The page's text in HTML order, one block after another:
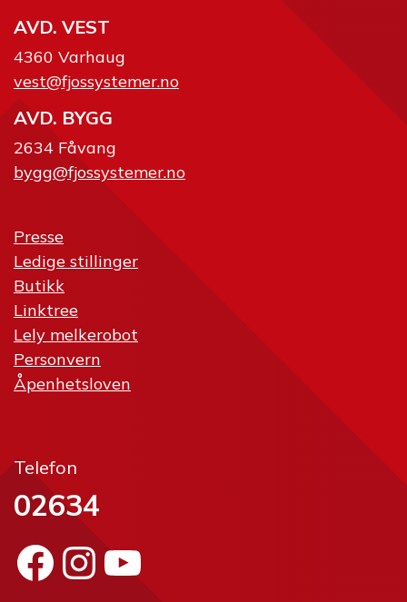
AVD. VEST
4360 Varhaug
vest@fjossystemer.no
AVD. BYGG
2634 Fåvang
bygg@fjossystemer.no
Presse
Ledige stillinger
Butikk
Linktree
Lely melkerobot
Personvern
Åpenhetsloven
Telefon
02634
Facebook
Instagram
YouTube